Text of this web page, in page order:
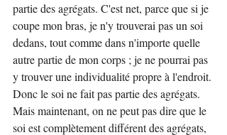
partie des agrégats. C'est net, parce que si je
coupe mon bras, je n'y trouverai pas un soi
dedans, tout comme dans n'importe quelle
autre partie de mon corps ; je ne pourrai pas
y trouver une individualité propre à l'endroit.
Donc le soi ne fait pas partie des agrégats.
Mais maintenant, on ne peut pas dire que le
soi est complètement différent des agrégats,